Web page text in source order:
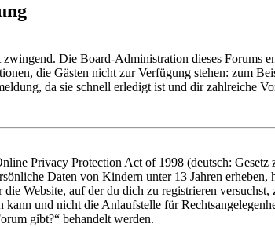
Die Board-Administration dieses Forums
die Gästen nicht zur Verfügung stehen: zum
da sie schnell erledigt ist und dir zahlreiche
Privacy Protection Act of 1998 (deutsch:
Daten von Kindern unter 13 Jahren
Website, auf der du dich zu registrieren
kann und nicht die Anlaufstelle für
gibt?“ behandelt werden.